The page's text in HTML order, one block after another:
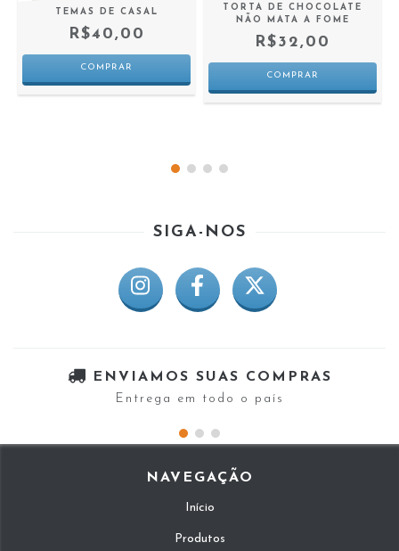
TEMAS DE CASAL
R$40,00
TORTA DE CHOCOLATE
NÃO MATA A FOME
R$32,00
SIGA-NOS
ENVIAMOS SUAS COMPRAS
Entrega em todo o país
NAVEGAÇÃO
Início
Produtos